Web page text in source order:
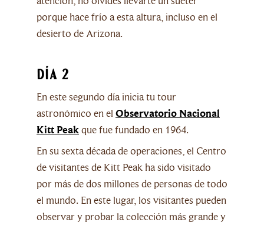
porque hace frío a esta altura, incluso en el
desierto de Arizona.
Día 2
En este segundo día inicia tu tour
astronómico en el Observatorio Nacional
Kitt Peakque fue fundado en 1964.
En su sexta década de operaciones, el Centro
de visitantes de Kitt Peak ha sido visitado
por más de dos millones de personas de todo
el mundo. En este lugar, los visitantes pueden
observar y probar la colección más grande y